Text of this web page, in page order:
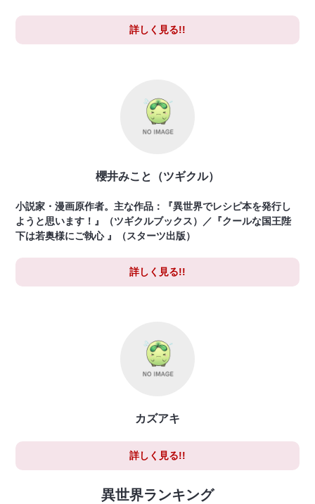
詳しく見る!!
櫻井みこと（ツギクル）
小説家・漫画原作者。主な作品：『異世界でレシピ本を発行し
ようと思います！』（ツギクルブックス）／『クールな国王陛
下は若奥様にご執心 』（スターツ出版）
詳しく見る!!
カズアキ
詳しく見る!!
異世界ランキング